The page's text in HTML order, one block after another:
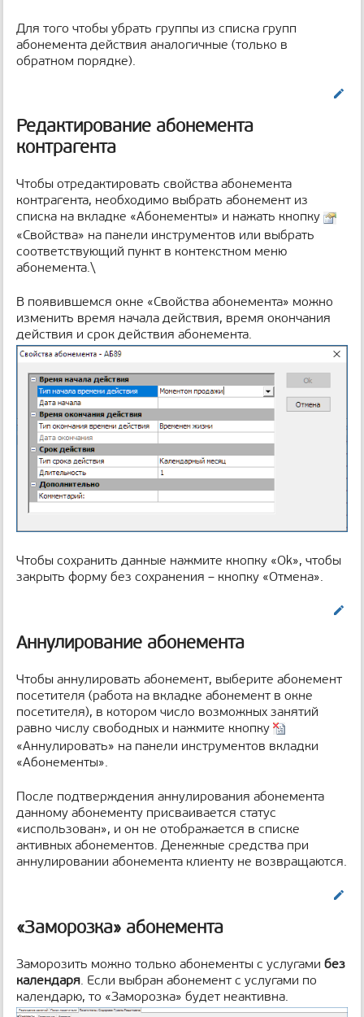
Для того чтобы убрать группы из списка групп
абонемента действия аналогичные (только в
обратном порядке).
Редактирование абонемента
контрагента
Чтобы отредактировать свойства абонемента
контрагента, необходимо выбрать абонемент из
списка на вкладке «Абонементы» и нажать кнопку
«Свойства» на панели инструментов или выбрать
соответствующий пункт в контекстном меню
абонемента.\
В появившемся окне «Свойства абонемента» можно
изменить время начала действия, время окончания
действия и срок действия абонемента.
Чтобы сохранить данные нажмите кнопку «Ok», чтобы
закрыть форму без сохранения – кнопку «Отмена».
Аннулирование абонемента
Чтобы аннулировать абонемент, выберите абонемент
посетителя (работа на вкладке абонемент в окне
посетителя), в котором число возможных занятий
равно числу свободных и нажмите кнопку
«Аннулировать» на панели инструментов вкладки
«Абонементы».
После подтверждения аннулирования абонемента
данному абонементу присваивается статус
«использован», и он не отображается в списке
активных абонементов. Денежные средства при
аннулировании абонемента клиенту не возвращаются.
«Заморозка» абонемента
Заморозить можно только абонементы с услугамибез
календаря. Если выбран абонемент с услугами по
календарю, то «Заморозка» будет неактивна.